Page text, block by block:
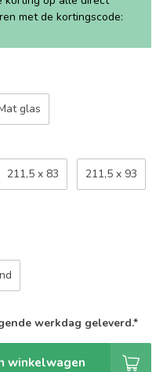
met de kortingscode:
glas
211,5 x 83 211,5 x 93
werkdag geleverd.*
winkelwagen